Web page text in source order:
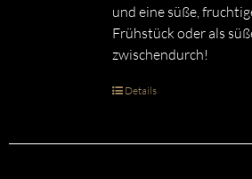
und eine süße,
Frühstück oder als
zwischendurch!
Details